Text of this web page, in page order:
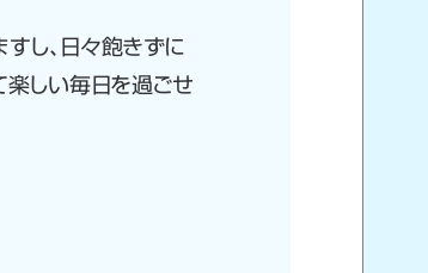
し、日々飽きずに
楽しい毎日を過ごせ